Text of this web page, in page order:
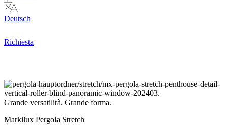
Deutsch
Richiesta
Grande versatilità. Grande forma.
Markilux Pergola Stretch